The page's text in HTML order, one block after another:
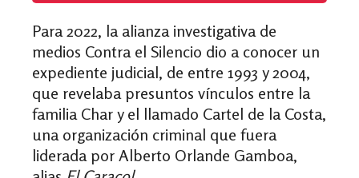
Para 2022, la alianza investigativa de
medios Contra el Silencio dio a conocer un
expediente judicial, de entre 1993 y 2004,
que revelaba presuntos vínculos entre la
familia Char y el llamado Cartel de la Costa,
una organización criminal que fuera
liderada por Alberto Orlande Gamboa,